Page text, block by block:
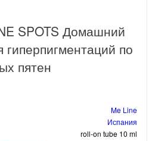
SPOTS Домашний
гиперпигментаций по
пятен
Me Line
Испания
roll-on tube 10 ml